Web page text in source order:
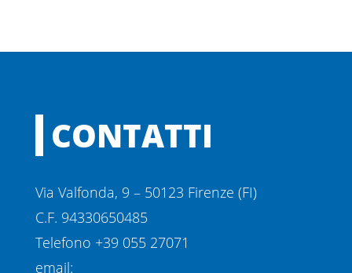
CONTATTI
Via Valfonda, 9 – 50123 Firenze (FI)
C.F. 94330650485
Telefono +39 055 27071
email: